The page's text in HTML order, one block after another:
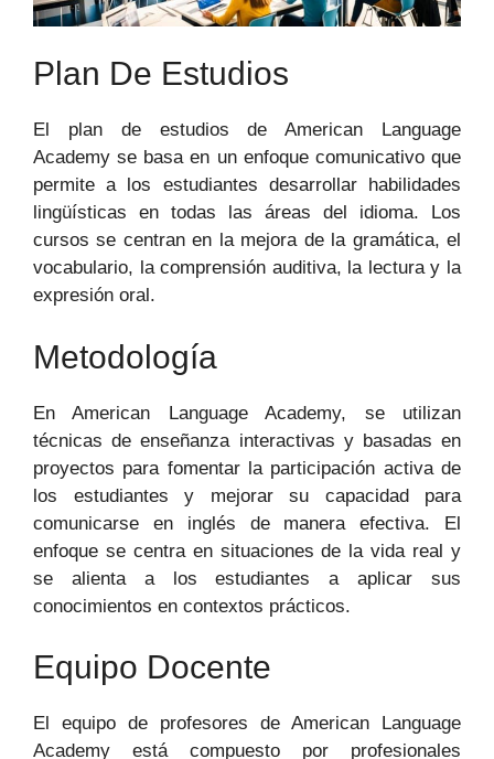
Plan De Estudios
El plan de estudios de American Language
Academy se basa en un enfoque comunicativo que
permite a los estudiantes desarrollar habilidades
lingüísticas en todas las áreas del idioma. Los
cursos se centran en la mejora de la gramática, el
vocabulario, la comprensión auditiva, la lectura y la
expresión oral.
Metodología
En American Language Academy, se utilizan
técnicas de enseñanza interactivas y basadas en
proyectos para fomentar la participación activa de
los estudiantes y mejorar su capacidad para
comunicarse en inglés de manera efectiva. El
enfoque se centra en situaciones de la vida real y
se alienta a los estudiantes a aplicar sus
conocimientos en contextos prácticos.
Equipo Docente
El equipo de profesores de American Language
Academy está compuesto por profesionales